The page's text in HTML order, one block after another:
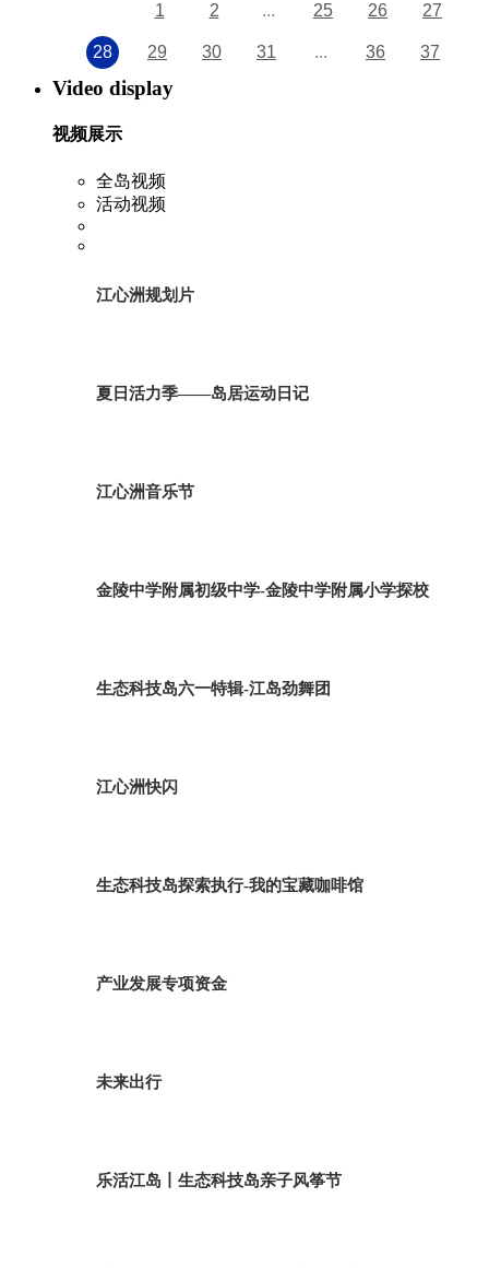
1 2 ... 25 26 27
28 29 30 31 ... 36 37
Video display
视频展示
全岛视频
活动视频
江心洲规划片
夏日活力季——岛居运动日记
江心洲音乐节
金陵中学附属初级中学-金陵中学附属小学探校
生态科技岛六一特辑-江岛劲舞团
江心洲快闪
生态科技岛探索执行-我的宝藏咖啡馆
产业发展专项资金
未来出行
乐活江岛丨生态科技岛亲子风筝节